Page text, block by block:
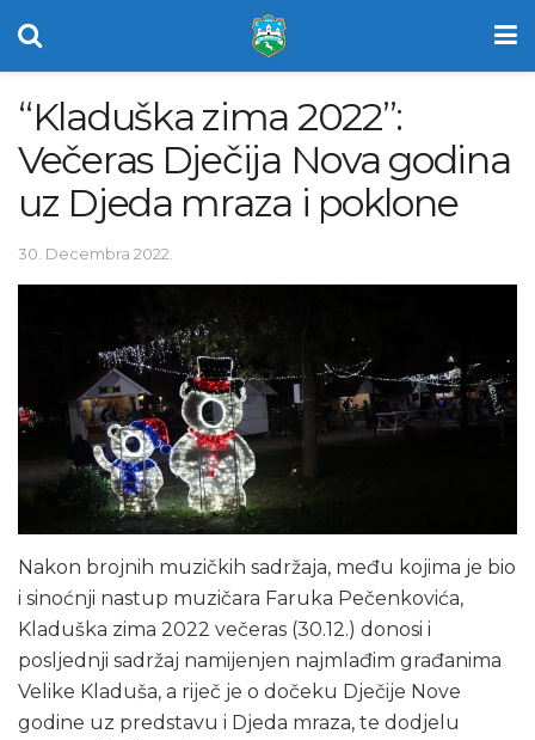
“Kladuška zima 2022”:
Večeras Dječija Nova godina
uz Djeda mraza i poklone
30. Decembra 2022.
Nakon brojnih muzičkih sadržaja, među kojima je bio
i sinoćnji nastup muzičara Faruka Pečenkovića,
Kladuška zima 2022 večeras (30.12.) donosi i
posljednji sadržaj namijenjen najmlađim građanima
Velike Kladuša, a riječ je o dočeku Dječije Nove
godine uz predstavu i Djeda mraza, te dodjelu